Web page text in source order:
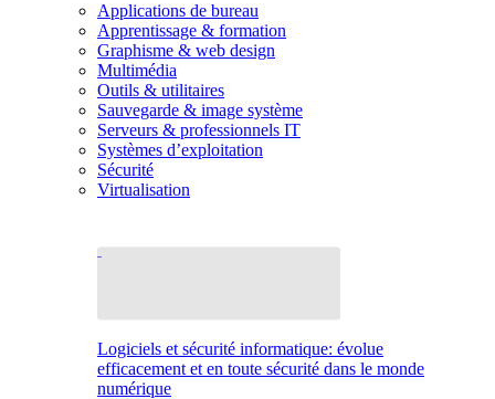
Applications de bureau
Apprentissage & formation
Graphisme & web design
Multimédia
Outils & utilitaires
Sauvegarde & image système
Serveurs & professionnels IT
Systèmes d’exploitation
Sécurité
Virtualisation
Logiciels et sécurité informatique: évolue
efficacement et en toute sécurité dans le monde
numérique